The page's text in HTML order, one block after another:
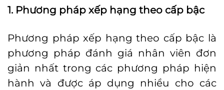
1. Phương pháp xếp hạng theo cấp bậc
Phương pháp xếp hạng theo cấp bậc là
phương pháp đánh giá nhân viên đơn
giản nhất trong các phương pháp hiện
hành và được áp dụng nhiều cho các